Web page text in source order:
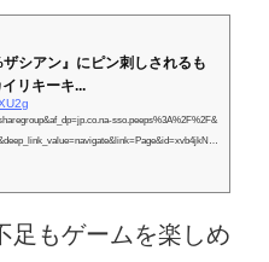
ザシアン』にピン刺しされるも
リキーキ...
sso.peeps%3A%2F%2F&
もゲームを楽しめ